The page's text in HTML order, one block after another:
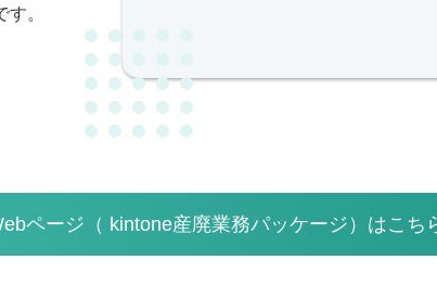
。
ページ（ kintone産廃業務パッケージ）はこち